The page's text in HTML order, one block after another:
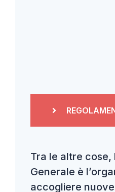
Tra le altre cose,
Generale è
accogliere